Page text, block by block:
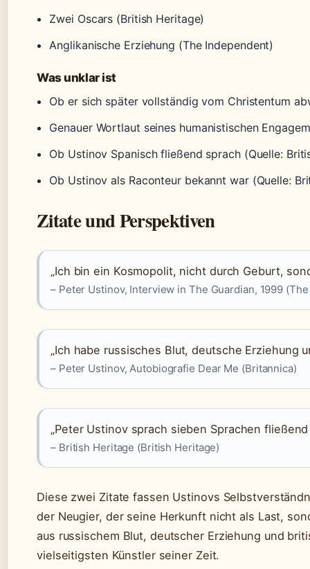
Zwei Oscars (British Heritage)
Anglikanische Erziehung (The Independent)
Was unklar ist
Ob er sich später vollständig vom Christentum
Genauer Wortlaut seines humanistischen
Ob Ustinov Spanisch fließend sprach (Quelle:
Ob Ustinov als Raconteur bekannt war (Quelle:
Zitate und Perspektiven
„Ich bin ein Kosmopolit, nicht durch Geburt,
– Peter Ustinov, Interview in The Guardian, 1999
„Ich habe russisches Blut, deutsche Erziehung
– Peter Ustinov, Autobiografie Dear Me (Britannica)
„Peter Ustinov sprach sieben Sprachen
– British Heritage (British Heritage)
Diese zwei Zitate fassen Ustinovs
der Neugier, der seine Herkunft nicht als Last,
aus russischem Blut, deutscher Erziehung und
vielseitigsten Künstler seiner Zeit.